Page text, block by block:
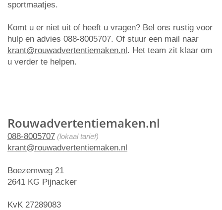
Rouwadvertentiemaken.nl
088-8005707 (lokaal tarief)
krant@rouwadvertentiemaken.nl
Boezemweg 21
2641 KG Pijnacker
KvK 27289083
sportmaatjes.
Komt u er niet uit of heeft u vragen? Bel ons rustig voor
hulp en advies 088-8005707. Of stuur een mail naar
krant@rouwadvertentiemaken.nl. Het team zit klaar om
u verder te helpen.